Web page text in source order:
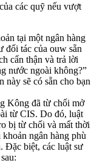
các quỹ nếu vượt
tại một ngân hàng
đối tác của ouw sẵn
cẩn thận và trả lời
nước ngoài không?”
này sẽ có sẵn cho bạn
Kông đã từ chối mở
từ CIS. Do đó, luật
bị từ chối và mất thời
ngân hàng phù
Đặc biệt, các luật sư